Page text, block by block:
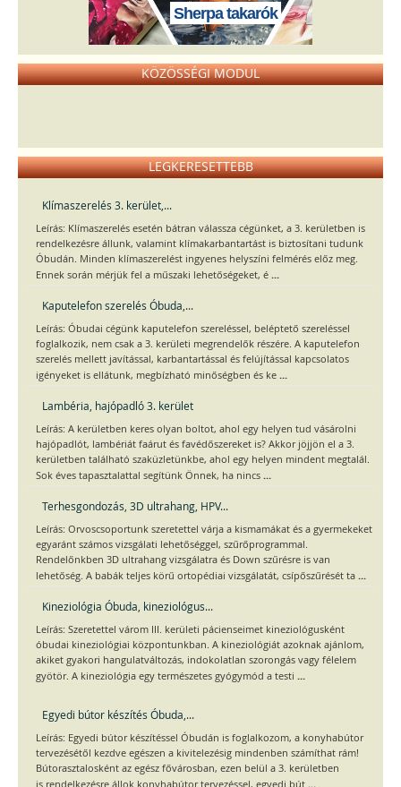
Sherpa takarók
KÖZÖSSÉGI MODUL
LEGKERESETTEBB
Klímaszerelés 3. kerület,...
Leírás: Klímaszerelés esetén bátran válassza cégünket, a 3. kerületben is
rendelkezésre állunk, valamint klímakarbantartást is biztosítani tudunk
Óbudán. Minden klímaszerelést ingyenes helyszíni felmérés előz meg.
Ennek során mérjük fel a műszaki lehetőségeket, é ...
Kaputelefon szerelés Óbuda,...
Leírás: Óbudai cégünk kaputelefon szereléssel, beléptető szereléssel
foglalkozik, nem csak a 3. kerületi megrendelők részére. A kaputelefon
szerelés mellett javítással, karbantartással és felújítással kapcsolatos
igényeket is ellátunk, megbízható minőségben és ke ...
Lambéria, hajópadló 3. kerület
Leírás: A kerületben keres olyan boltot, ahol egy helyen tud vásárolni
hajópadlót, lambériát faárut és favédőszereket is? Akkor jöjjön el a 3.
kerületben található szaküzletünkbe, ahol egy helyen mindent megtalál.
Sok éves tapasztalattal segítünk Önnek, ha nincs ...
Terhesgondozás, 3D ultrahang, HPV...
Leírás: Orvoscsoportunk szeretettel várja a kismamákat és a gyermekeket
egyaránt számos vizsgálati lehetőséggel, szűrőprogrammal.
Rendelőnkben 3D ultrahang vizsgálatra és Down szűrésre is van
lehetőség. A babák teljes körű ortopédiai vizsgálatát, csípőszűrését ta ...
Kineziológia Óbuda, kineziológus...
Leírás: Szeretettel várom III. kerületi pácienseimet kineziológusként
óbudai kineziológiai központunkban. A kineziológiát azoknak ajánlom,
akiket gyakori hangulatváltozás, indokolatlan szorongás vagy félelem
gyötör. A kineziológia egy természetes gyógymód a testi ...
Egyedi bútor készítés Óbuda,...
Leírás: Egyedi bútor készítéssel Óbudán is foglalkozom, a konyhabútor
tervezésétől kezdve egészen a kivitelezésig mindenben számíthat rám!
Bútorasztalosként az egész fővárosban, ezen belül a 3. kerületben
...